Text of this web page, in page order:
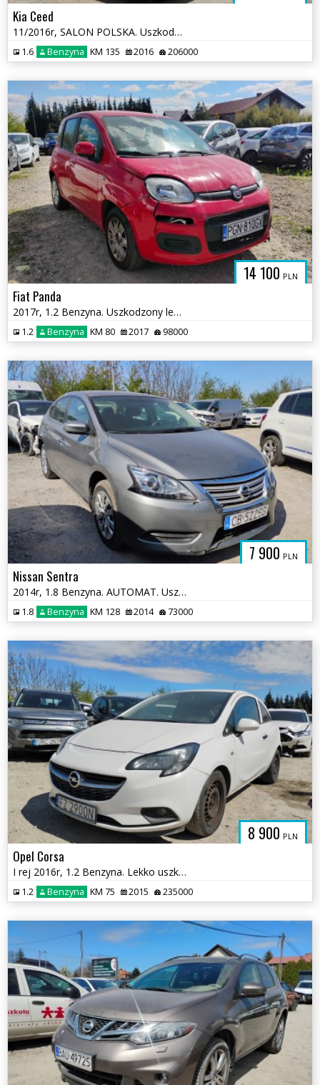
Kia Ceed
11/2016r, SALON POLSKA. Uszkodzony przód. Jeździ.
1.6 Benzyna KM 135 2016 206000
14 100 PLN
Fiat Panda
2017r, 1.2 Benzyna. Uszkodzony lewy bok.
1.2 Benzyna KM 80 2017 98000
7 900 PLN
Nissan Sentra
2014r, 1.8 Benzyna. AUTOMAT. Uszkodzony tył. Jeździ.
1.8 Benzyna KM 128 2014 73000
8 900 PLN
Opel Corsa
I rej 2016r, 1.2 Benzyna. Lekko uszkodzony lewy bok.
1.2 Benzyna KM 75 2015 235000